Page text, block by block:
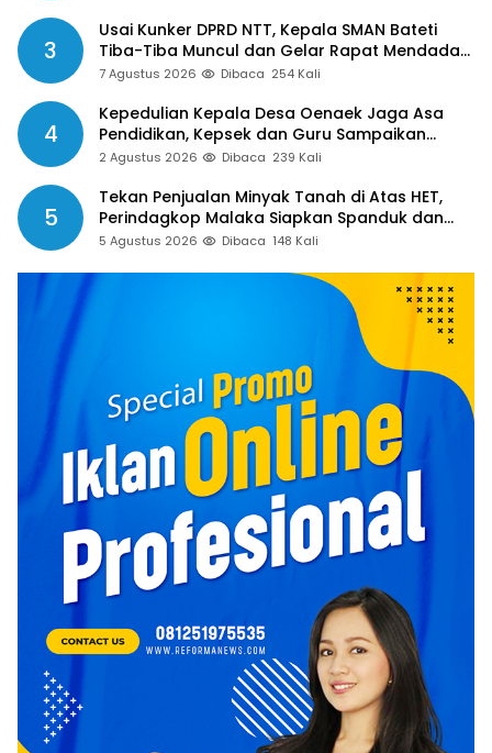
3
Usai Kunker DPRD NTT, Kepala SMAN Bateti
Tiba-Tiba Muncul dan Gelar Rapat Mendadak,
Guru Pertanyakan Hak 15 Persen yang Belum
7 Agustus 2026 Dibaca 254 Kali
4
Kepedulian Kepala Desa Oenaek Jaga Asa
Pendidikan, Kepsek dan Guru Sampaikan
Apresiasi
2 Agustus 2026 Dibaca 239 Kali
5
Tekan Penjualan Minyak Tanah di Atas HET,
Perindagkop Malaka Siapkan Spanduk dan
Nomor Pengaduan
5 Agustus 2026 Dibaca 148 Kali